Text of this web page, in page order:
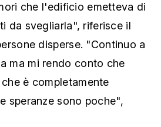
che l'edificio emetteva di
da svegliarla", riferisce il
disperse. "Continuo a
ma mi rendo conto che
è completamente
speranze sono poche",